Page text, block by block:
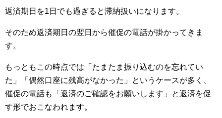
返済期日を1日でも過ぎると滞納扱いになります。
そのため返済期日の翌日から催促の電話が掛かってきま
す。
もっともこの時点では「たまたま振り込むのを忘れてい
た」「偶然口座に残高がなかった」というケースが多く、
催促の電話も「返済のご確認をお願いします」と返済を促
す形でおこなわれます。